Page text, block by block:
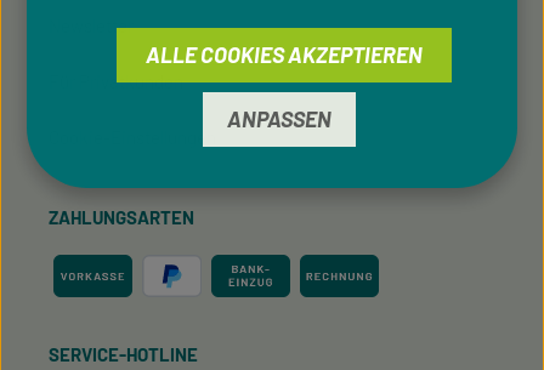
Newsletter
Für Privatkunden
ZAHLUNGSARTEN
SERVICE-HOTLINE
ANPASSEN
ALLE COOKIES AKZEPTIEREN